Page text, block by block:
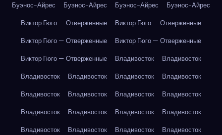
Буэнос-Айрес
Буэнос-Айрес Буэнос-Айрес
Буэнос-Айрес
Виктор Гюго — Отверженные
Виктор Гюго — Отверженные
Виктор Гюго — Отверженные
Виктор Гюго — Отверженные
Виктор Гюго — Отверженные
Владивосток
Владивосток
Владивосток
Владивосток Владивосток
Владивосток
Владивосток
Владивосток Владивосток
Владивосток
Владивосток
Владивосток Владивосток
Владивосток
Владивосток
Владивосток Владивосток
Владивосток